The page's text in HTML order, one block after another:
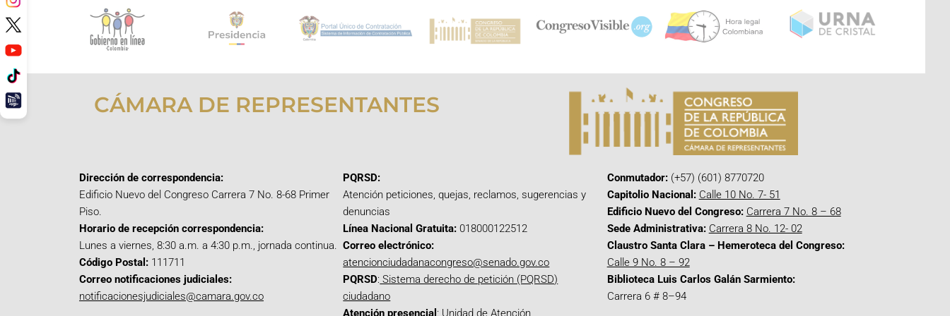
CÁMARA DE REPRESENTANTES
Dirección de correspondencia:
Edificio Nuevo del Congreso Carrera 7 No. 8-68 Primer
Piso.
Horario de recepción correspondencia:
Lunes a viernes, 8:30 a.m. a 4:30 p.m., jornada continua.
Código Postal: 111711
Correo notificaciones judiciales:
notificacionesjudiciales@camara.gov.co
PQRSD:
Atención peticiones, quejas, reclamos, sugerencias y
denuncias
Línea Nacional Gratuita: 018000122512
Correo electrónico:
atencionciudadanacongreso@senado.gov.co
PQRSD: Sistema derecho de petición (PQRSD)
ciudadano
Atención presencial : Unidad de Atención
Conmutador:(+57) (601) 8770720
Capitolio Nacional: Calle 10 No. 7- 51
Edificio Nuevo del Congreso: Carrera 7 No. 8 – 68
Sede Administrativa: Carrera 8 No. 12- 02
Claustro Santa Clara – Hemeroteca del Congreso:
Calle 9 No. 8 – 92
Biblioteca Luis Carlos Galán Sarmiento:
Carrera 6 # 8–94